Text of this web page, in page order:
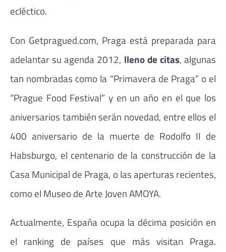
ecléctico.
Con Getpragued.com, Praga está preparada para
adelantar su agenda 2012, lleno de citas, algunas
tan nombradas como la “Primavera de Praga” o el
“Prague Food Festival” y en un año en el que los
aniversarios también serán novedad, entre ellos el
400 aniversario de la muerte de Rodolfo II de
Habsburgo, el centenario de la construcción de la
Casa Municipal de Praga, o las aperturas recientes,
como el Museo de Arte Joven AMOYA.
Actualmente, España ocupa la décima posición en
el ranking de países que más visitan Praga.